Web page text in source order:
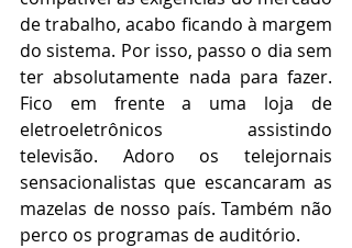
de trabalho, acabo ficando à margem
do sistema. Por isso, passo o dia sem
ter absolutamente nada para fazer.
Fico em frente a uma loja de
eletroeletrônicos assistindo
televisão. Adoro os telejornais
sensacionalistas que escancaram as
mazelas de nosso país. Também não
perco os programas de auditório.